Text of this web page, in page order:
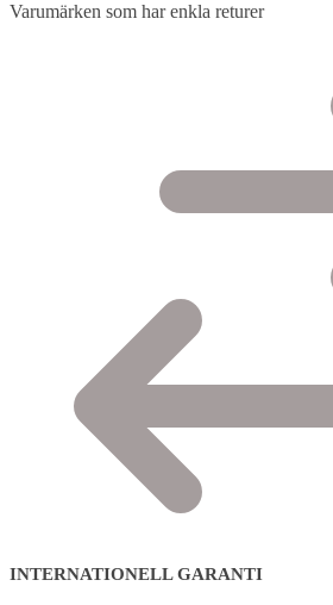
Varumärken som har enkla returer
INTERNATIONELL GARANTI